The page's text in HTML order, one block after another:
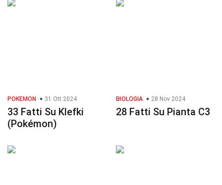
POKEMON 31 Ott 2024
33 Fatti Su Klefki
(Pokémon)
BIOLOGIA 28 Nov 2024
28 Fatti Su Pianta C3